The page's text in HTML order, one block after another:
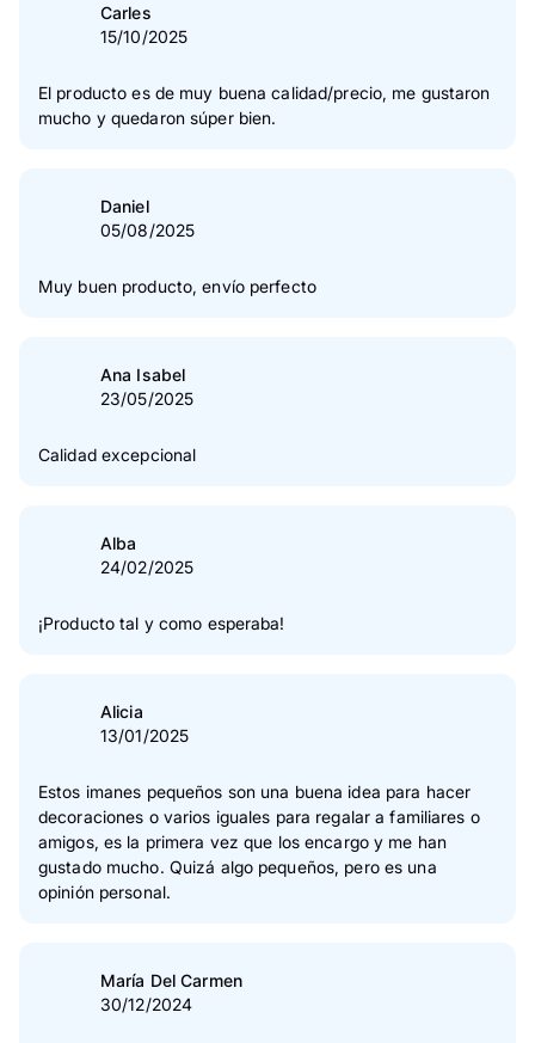
Carles
15/10/2025
El producto es de muy buena calidad/precio, me gustaron
mucho y quedaron súper bien.
Daniel
05/08/2025
Muy buen producto, envío perfecto
Ana Isabel
23/05/2025
Calidad excepcional
Alba
24/02/2025
¡Producto tal y como esperaba!
Alicia
13/01/2025
Estos imanes pequeños son una buena idea para hacer
decoraciones o varios iguales para regalar a familiares o
amigos, es la primera vez que los encargo y me han
gustado mucho. Quizá algo pequeños, pero es una
opinión personal.
María Del Carmen
30/12/2024